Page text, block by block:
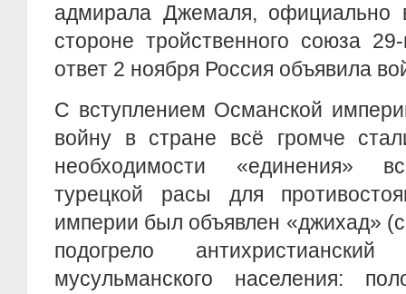
адмирала Джемаля, официально
стороне тройственного союза
ответ 2 ноября Россия объявила
С вступлением Османской
войну в стране всё громче
необходимости «единения»
турецкой расы для
империи был объявлен «джихад»
подогрело
мусульманского населения: